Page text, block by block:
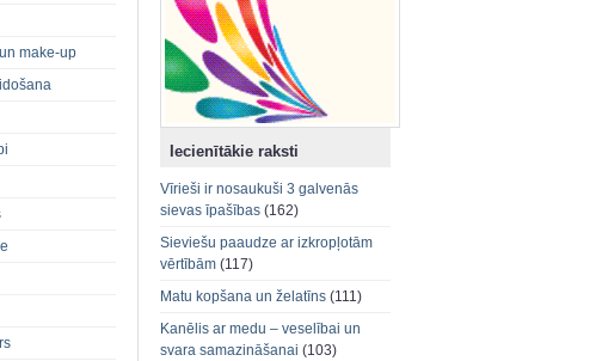
make-up
Iecienītākie raksti
Vīrieši ir nosaukuši 3 galvenās
sievas īpašības (162)
Sieviešu paaudze ar izkropļotām
vērtībām (117)
Matu kopšana un želatīns (111)
Kanēlis ar medu – veselībai un
svara samazināšanai (103)